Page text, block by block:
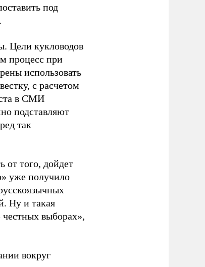
под
Цели кукловодов
процесс при
использовать
с расчетом
в СМИ
подставляют
так
от того, дойдет
уже получило
Ну и такая
честных выборах»,
вокруг